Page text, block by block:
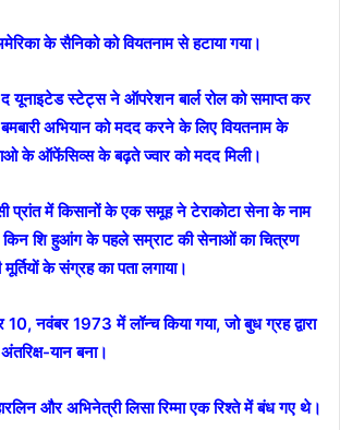
के सैनिको को वियतनाम से हटाया गया।
यूनाइटेड स्टेट्स ने ऑपरेशन बार्ल रोल को समाप्त कर
अभियान को मदद करने के लिए वियतनाम के
के ऑफेंसिव्स के बढ़ते ज्वार को मदद मिली।
में किसानों के एक समूह ने टेराकोटा सेना के नाम
किन शि हुआंग के पहले सम्राट की सेनाओं का चित्रण
के संग्रह का पता लगाया।
नवंबर 1973 में लॉन्च किया गया, जो बुध ग्रह द्वारा
यान बना।
और अभिनेत्री लिसा रिम्मा एक रिश्ते में बंध गए थे।